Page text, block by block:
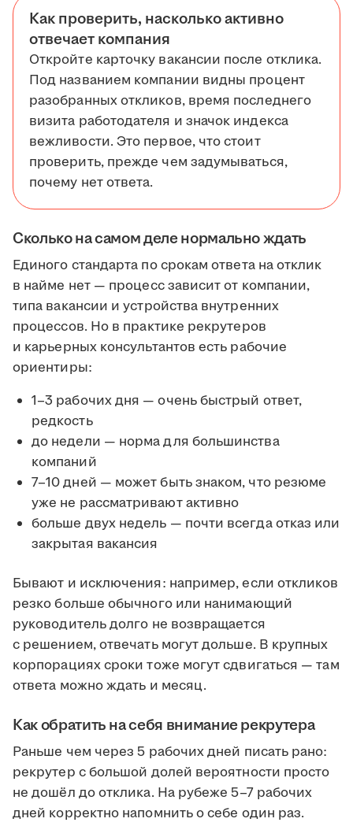
Как проверить, насколько активно
отвечает компания
Откройте карточку вакансии после отклика.
Под названием компании видны процент
разобранных откликов, время последнего
визита работодателя и значок индекса
вежливости. Это первое, что стоит
проверить, прежде чем задумываться,
почему нет ответа.
Сколько на самом деле нормально ждать
Единого стандарта по срокам ответа на отклик
в найме нет — процесс зависит от компании,
типа вакансии и устройства внутренних
процессов. Но в практике рекрутеров
и карьерных консультантов есть рабочие
ориентиры:
1–3 рабочих дня — очень быстрый ответ,
редкость
до недели — норма для большинства
компаний
7–10 дней — может быть знаком, что резюме
уже не рассматривают активно
больше двух недель — почти всегда отказ или
закрытая вакансия
Бывают и исключения: например, если откликов
резко больше обычного или нанимающий
руководитель долго не возвращается
с решением, отвечать могут дольше. В крупных
корпорациях сроки тоже могут сдвигаться — там
ответа можно ждать и месяц.
Как обратить на себя внимание рекрутера
Раньше чем через 5 рабочих дней писать рано:
рекрутер с большой долей вероятности просто
не дошёл до отклика. На рубеже 5–7 рабочих
дней корректно напомнить о себе один раз.